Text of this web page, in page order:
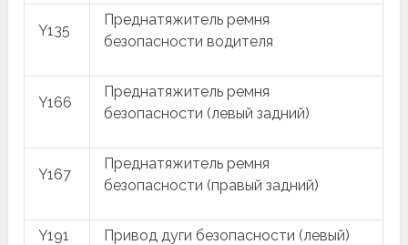
Y135
Преднатяжитель ремня
безопасности водителя
Y166
Преднатяжитель ремня
безопасности (левый задний)
Y167
Преднатяжитель ремня
безопасности (правый задний)
Y191 Привод дуги безопасности (левый)